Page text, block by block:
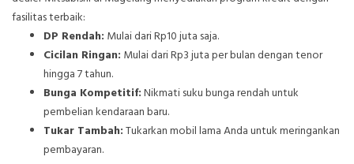
fasilitas terbaik:
DP Rendah: Mulai dari Rp10 juta saja.
Cicilan Ringan: Mulai dari Rp3 juta per bulan dengan tenor
hingga 7 tahun.
Bunga Kompetitif:Nikmati suku bunga rendah untuk
pembelian kendaraan baru.
Tukar Tambah:Tukarkan mobil lama Anda untuk meringankan
pembayaran.